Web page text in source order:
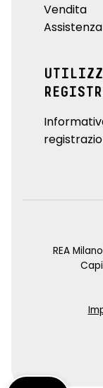
Vendita
Assistenza
REA